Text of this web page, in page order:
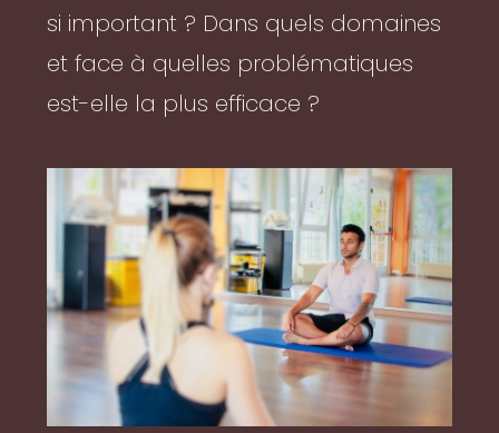
si important ? Dans quels domaines
et face à quelles problématiques
est-elle la plus efficace ?